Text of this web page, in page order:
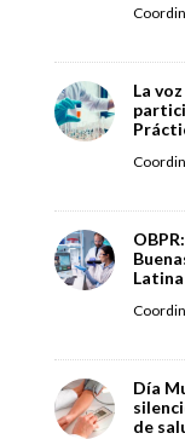
La
Latina
Día
de